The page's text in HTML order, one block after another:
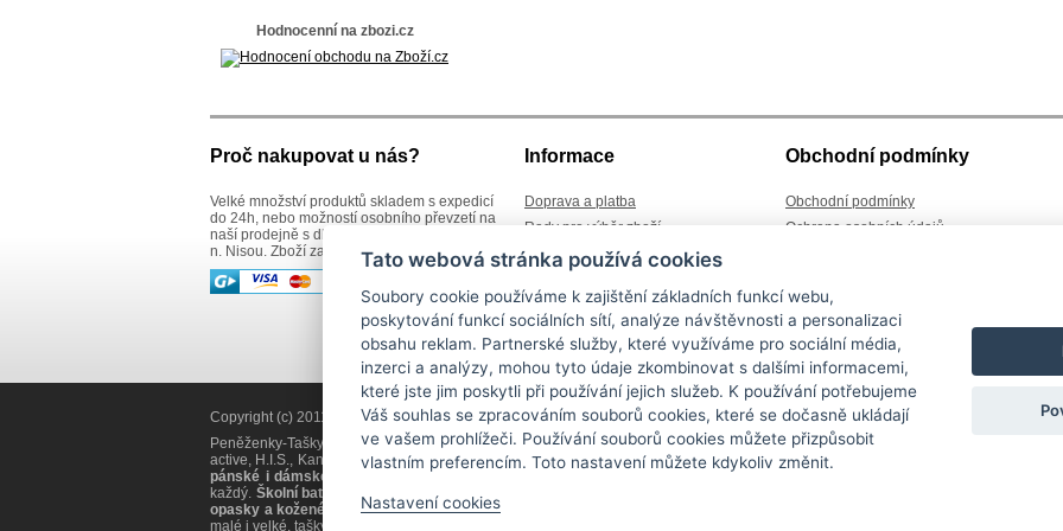
Kristy.X
Lagen
Le Sands
Mustang
New Bags
New bags leather
New Wave
NITRO
Noelia Bolger
Old River
Old West
Osprey
Reisenthel + Knirps
Samsonite
Sára
SEGALI
step by step
Stir Crazy
Hodnocenní na zbozi.cz
Proč nakupovat u nás?
Velké množství produktů skladem s expedicí
do 24h, nebo možností osobního převzetí na
naší prodejně s dlouholetou tradicí v Jablonci
n. Nisou. Zboží zasíláme též na Slovensko.
Informace
Doprava a platba
Rady pro výběr zboží
Články a aktuality
Kontakt
Obchodní podmínky
Obchodní podmínky
Ochrana osobních údajů
Odstoupení od kupní smlouvy
|
Copyright (c) 2011 Kožené zboží SÁRA Jablonec nad Nisou- Kontakt: +420 722 939 388, info@sara-jbc.cz
Peněženky-Tašky.cz - prodejna koženého zboží SÁRA v Jablonci nad Nisou s dlouholetou tradicí. Nabízíme
látkové a kožené
active, H.I.S., Kangaroos, O´neill, Vaude, RuMe, Loap, ...). Značkovépeněženky Camel Active, Cosset, EYE, Loap, Valentini, HIS,
pánské i dámské peněženky
všech materiálů, kožené peněženky, textilní peněženky, ale i peněženky "
" pro
každý. Školní batohy pro žáky a studenty střední i základní školy včetně 1 stupně (v nabídce též penály),
opasky a kožené společenské pásky, pánské i dámské a jiné doplńky (rukavice, deštníky, pouzdra na vizitky a doklady. Pokud
malé i velké, tašky na kolečkách, velmi oblíbené
. Hodit se Vám na cestách mohou i obaly a tašky na
Tato webová stránka používá cookies
Soubory cookie používáme k zajištění základních funkcí webu,
poskytování funkcí sociálních sítí, analýze návštěvnosti a personalizaci
obsahu reklam. Partnerské služby, které využíváme pro sociální média,
inzerci a analýzy, mohou tyto údaje zkombinovat s dalšími informacemi,
které jste jim poskytli při používání jejich služeb. K používání potřebujeme
Váš souhlas se zpracováním souborů cookies, které se dočasně ukládají
ve vašem prohlížeči. Používání souborů cookies můžete přizpůsobit
vlastním preferencím. Toto nastavení můžete kdykoliv změnit.
Nastavení cookies